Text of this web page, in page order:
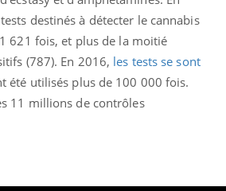
destinés à détecter le cannabis
621 fois, et plus de la moitié
(787). En 2016, les tests se sont
été utilisés plus de 100 000 fois.
11 millions de contrôles